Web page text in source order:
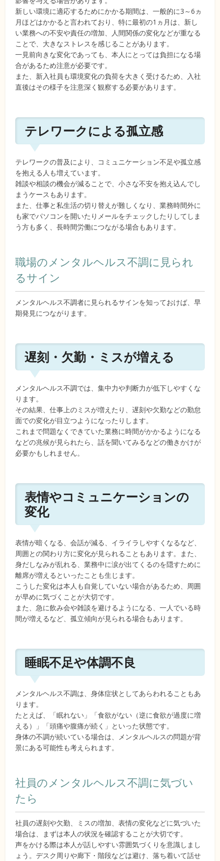
新しい環境に適応するためにかかる期間は、一般的に3～6ヵ
月ほどはかかると言われており、特に最初の1ヵ月は、新し
い業務への不安や責任の増加、人間関係の変化などが重なる
ことで、大きなストレスを感じることがあります。
一見前向きな変化であっても、本人にとっては負担になる場
合があるため注意が必要です。
また、新入社員も環境変化の負荷を大きく受けるため、入社
直後はその様子を注意深く観察する必要があります。
テレワークによる孤立感
テレワークの普及により、コミュニケーション不足や孤立感
を抱える人も増えています。
雑談や相談の機会が減ることで、小さな不安を抱え込んでし
まうケースもあります。
また、仕事と私生活の切り替えが難しくなり、業務時間外に
も家でパソコンを開いたりメールをチェックしたりしてしま
う方も多く、長時間労働につながる場合もあります。
職場のメンタルヘルス不調に見られ
るサイン
メンタルヘルス不調者に見られるサインを知っておけば、早
期発見につながります。
遅刻・欠勤・ミスが増える
メンタルヘルス不調では、集中力や判断力が低下しやすくな
ります。
その結果、仕事上のミスが増えたり、遅刻や欠勤などの勤怠
面での変化が目立つようになったりします。
これまで問題なくできていた業務に時間がかかるようになる
などの兆候が見られたら、話を聞いてみるなどの働きかけが
必要かもしれません。
表情やコミュニケーションの
変化
表情が暗くなる、会話が減る、イライラしやすくなるなど、
周囲との関わり方に変化が見られることもあります。また、
身だしなみが乱れる、業務中に涙が出てくるのを隠すために
離席が増えるといったことも生じます。
こうした変化は本人も自覚していない場合があるため、周囲
が早めに気づくことが大切です。
また、急に飲み会や雑談を避けるようになる、一人でいる時
間が増えるなど、孤立傾向が見られる場合もあります。
睡眠不足や体調不良
メンタルヘルス不調は、身体症状としてあらわれることもあ
ります。
たとえば、「眠れない」「食欲がない（逆に食欲が過度に増
える）」「頭痛や腹痛が続く」といった状態です。
身体の不調が続いている場合は、メンタルヘルスの問題が背
景にある可能性も考えられます。
社員のメンタルヘルス不調に気づい
たら
社員の遅刻や欠勤、ミスの増加、表情の変化などに気づいた
場合は、まずは本人の状況を確認することが大切です。
声をかける際は本人が話しやすい雰囲気づくりを意識しまし
ょう。デスク周りや廊下・階段などは避け、落ち着いて話せ